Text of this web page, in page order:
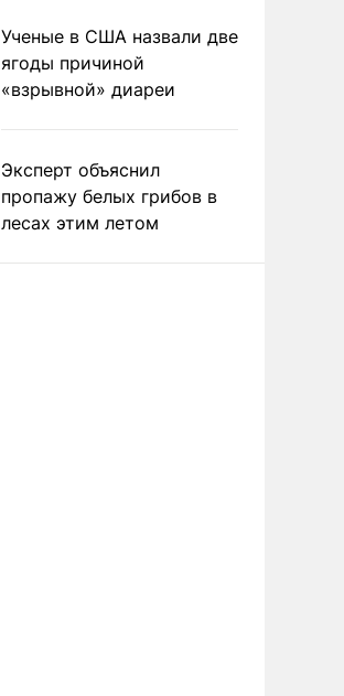
Ученые в США назвали две
ягоды причиной
«взрывной» диареи
Эксперт объяснил
пропажу белых грибов в
лесах этим летом